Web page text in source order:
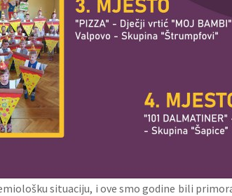
situaciju, i ove smo godine bili